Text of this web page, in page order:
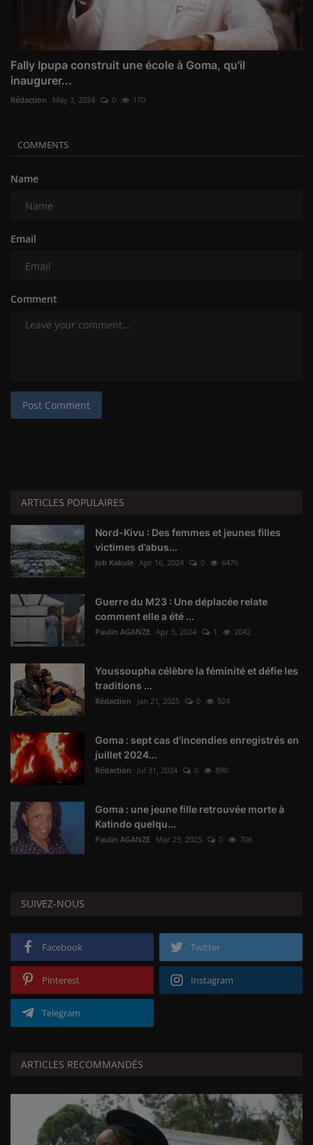
Fally Ipupa construit une école à Goma, qu'il
inaugurer...
Rédaction May 3, 2024 0 170
COMMENTS
Name
Email
Comment
Post Comment
ARTICLES POPULAIRES
Nord-Kivu : Des femmes et jeunes filles
victimes d’abus...
Job Kakule Apr 16, 2024 0 6476
Guerre du M23 : Une déplacée relate
comment elle a été ...
Paulin AGANZE Apr 5, 2024 1 2042
Youssoupha célèbre la féminité et défie les
traditions ...
Rédaction Jan 21, 2025 0 924
Goma : sept cas d'incendies enregistrés en
juillet 2024...
Rédaction Jul 31, 2024 0 890
Goma : une jeune fille retrouvée morte à
Katindo quelqu...
Paulin AGANZE Mar 23, 2025 0 706
SUIVEZ-NOUS
Facebook Twitter
Pinterest Instagram
Telegram
ARTICLES RECOMMANDÉS